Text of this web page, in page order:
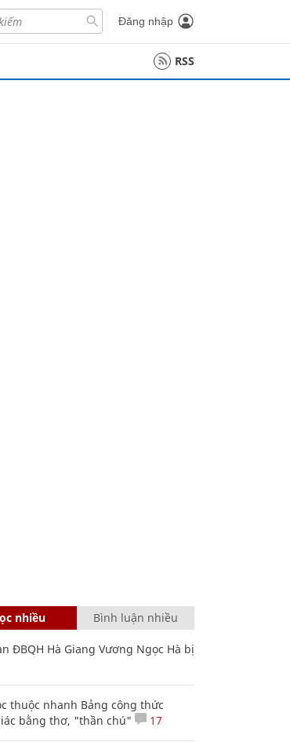
Đăng nhập
RSS
nhiều Bình luận nhiều
ĐBQH Hà Giang Vương Ngọc Hà bị
thuộc nhanh Bảng công thức
bằng thơ, "thần chú"
17